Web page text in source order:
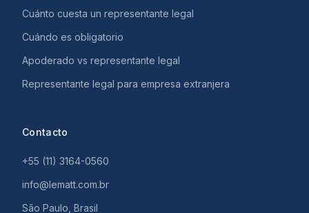
Cuánto cuesta un representante legal
Cuándo es obligatorio
Apoderado vs representante legal
Representante legal para empresa extranjera
Contacto
+55 (11) 3164-0560
info@lematt.com.br
São Paulo, Brasil